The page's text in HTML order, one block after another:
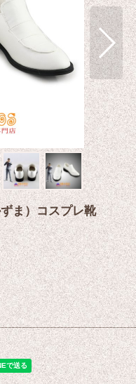
ま）コスプレ靴